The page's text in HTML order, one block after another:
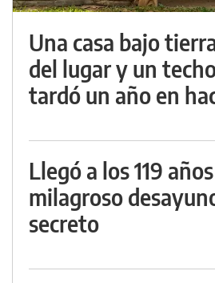
Una casa bajo
del lugar y un
tardó un año en
Llegó a los 119
milagroso
secreto